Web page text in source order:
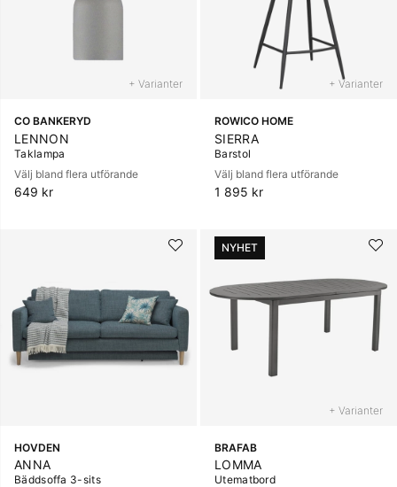
+ Varianter
CO BANKERYD
LENNON
Taklampa
Välj bland flera utförande
649 kr
+ Varianter
ROWICO HOME
SIERRA
Barstol
Välj bland flera utförande
1 895 kr
HOVDEN
ANNA
Bäddsoffa 3-sits
NYHET
+ Varianter
BRAFAB
LOMMA
Utematbord